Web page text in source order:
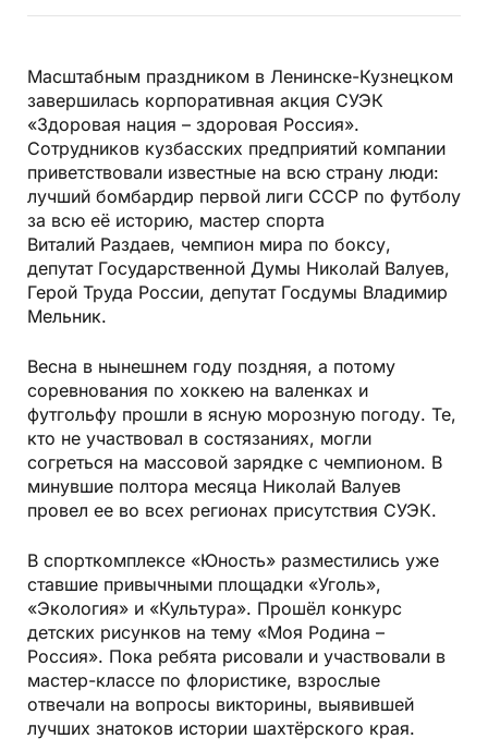
Масштабным праздником в Ленинске-Кузнецком
завершилась корпоративная акция СУЭК
«Здоровая нация – здоровая Россия».
Сотрудников кузбасских предприятий компании
приветствовали известные на всю страну люди:
лучший бомбардир первой лиги СССР по футболу
за всю её историю, мастер спорта
Виталий Раздаев, чемпион мира по боксу,
депутат Государственной Думы Николай Валуев,
Герой Труда России, депутат Госдумы Владимир
Мельник.
Весна в нынешнем году поздняя, а потому
соревнования по хоккею на валенках и
футгольфу прошли в ясную морозную погоду. Те,
кто не участвовал в состязаниях, могли
согреться на массовой зарядке с чемпионом. В
минувшие полтора месяца Николай Валуев
провел ее во всех регионах присутствия СУЭК.
В спорткомплексе «Юность» разместились уже
ставшие привычными площадки «Уголь»,
«Экология» и «Культура». Прошёл конкурс
детских рисунков на тему «Моя Родина –
Россия». Пока ребята рисовали и участвовали в
мастер-классе по флористике, взрослые
отвечали на вопросы викторины, выявившей
лучших знатоков истории шахтёрского края.